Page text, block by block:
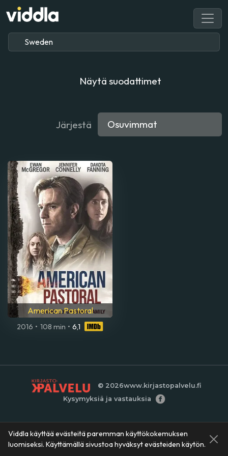
Näytä suodattimet
Järjestä
American Pastoral
2016 • 108 min • 6,1
© 2026www.kirjastopalvelu.fi
Kysymyksiä ja vastauksia
Viddla käyttää evästeitä paremman käyttökokemuksen
luomiseksi. Käyttämällä sivustoa hyväksyt evästeiden käytön.